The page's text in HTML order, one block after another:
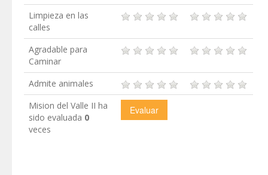
Limpieza en las
calles
Agradable para
Caminar
Admite animales
Mision del Valle II ha
sido evaluada 0
veces